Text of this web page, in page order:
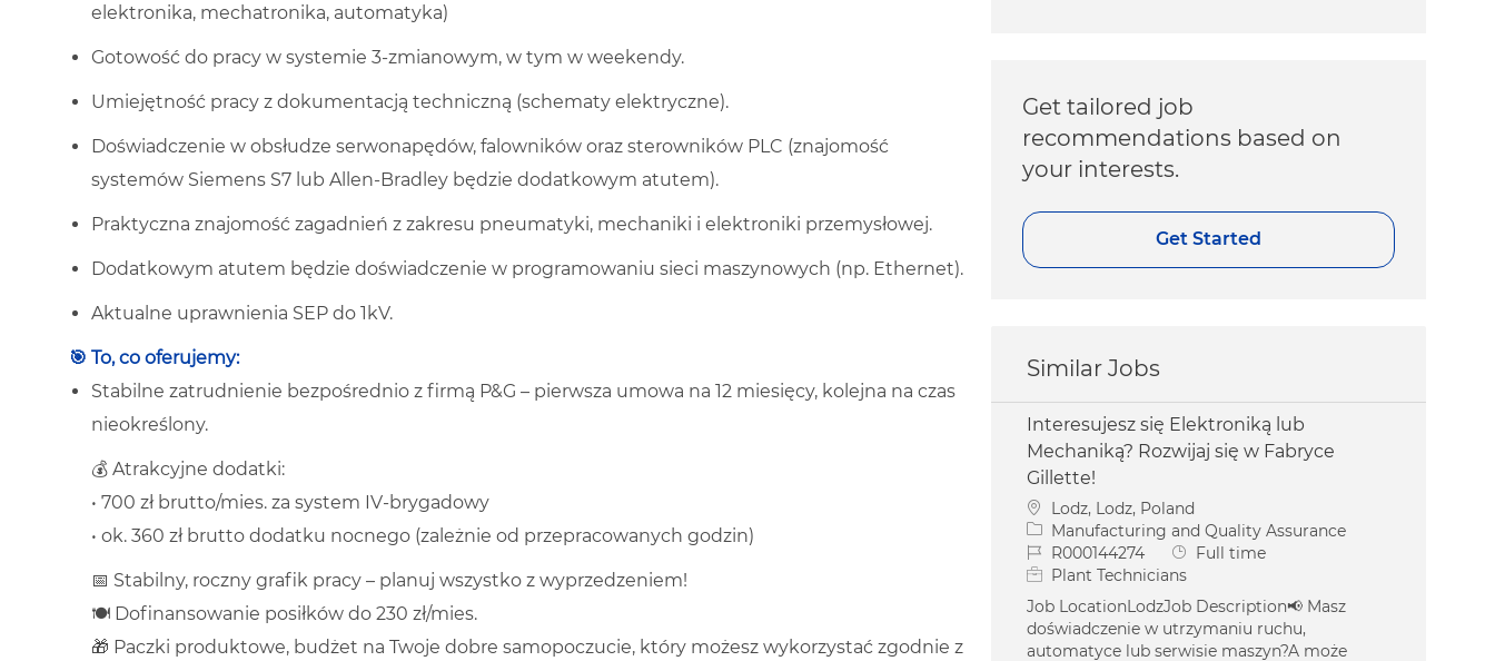
elektronika, mechatronika, automatyka)
Gotowość do pracy w systemie 3-zmianowym, w tym w weekendy.
Umiejętność pracy z dokumentacją techniczną (schematy elektryczne).
Doświadczenie w obsłudze serwonapędów, falowników oraz sterowników PLC (znajomość
systemów Siemens S7 lub Allen-Bradley będzie dodatkowym atutem).
Praktyczna znajomość zagadnień z zakresu pneumatyki, mechaniki i elektroniki przemysłowej.
Dodatkowym atutem będzie doświadczenie w programowaniu sieci maszynowych (np. Ethernet).
Aktualne uprawnienia SEP do 1kV.
🎯 To, co oferujemy:
Stabilne zatrudnienie bezpośrednio z firmą P&G – pierwsza umowa na 12 miesięcy, kolejna na czas
nieokreślony.
💰 Atrakcyjne dodatki:
• 700 zł brutto/mies. za system IV-brygadowy
• ok. 360 zł brutto dodatku nocnego (zależnie od przepracowanych godzin)
📅 Stabilny, roczny grafik pracy – planuj wszystko z wyprzedzeniem!
🍽️ Dofinansowanie posiłków do 230 zł/mies.
🎁 Paczki produktowe, budżet na Twoje dobre samopoczucie, który możesz wykorzystać zgodnie z
Get tailored job
recommendations based on
your interests.
Get Started
Similar Jobs
Interesujesz się Elektroniką lub
Mechaniką? Rozwijaj się w Fabryce
Gillette!
Location
Lodz, Lodz, Poland
Category
Manufacturing and Quality Assurance
Job IdR000144274 Job Type
Full time
Plant Technicians
Job LocationLodzJob Description📢 Masz
doświadczenie w utrzymaniu ruchu,
automatyce lub serwisie maszyn?A może